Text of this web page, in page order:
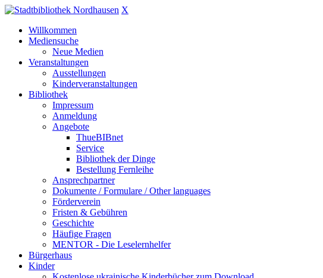
X
Willkommen
Mediensuche
Neue Medien
Veranstaltungen
Ausstellungen
Kinderveranstaltungen
Bibliothek
Impressum
Anmeldung
Angebote
ThueBIBnet
Service
Bibliothek der Dinge
Bestellung Fernleihe
Ansprechpartner
Dokumente / Formulare / Other languages
Förderverein
Fristen & Gebühren
Geschichte
Häufige Fragen
MENTOR - Die Leselernhelfer
Bürgerhaus
Kinder